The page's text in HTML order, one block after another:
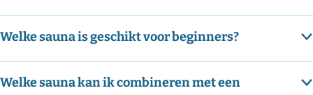
Welke sauna is geschikt voor beginners?
Welke sauna kan ik combineren met een